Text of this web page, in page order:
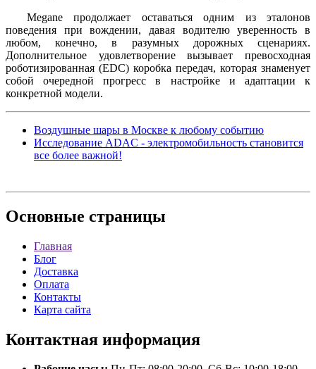
Megane продолжает оставаться одним из эталонов
поведения при вождении, давая водителю уверенность в
любом, конечно, в разумных дорожных сценариях.
Дополнительное удовлетворение вызывает превосходная
роботизированная (EDC) коробка передач, которая знаменует
собой очередной прогресс в настройке и адаптации к
конкретной модели.
Воздушные шары в Москве к любому событию
Исследование ADAC - электромобильность становится
все более важной!
Основные страницы
Главная
Блог
Доставка
Оплата
Контакты
Карта сайта
Контактная информация